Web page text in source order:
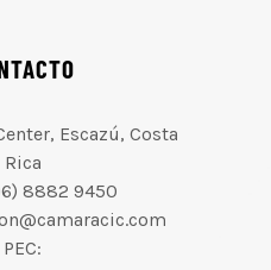
Escazú, Costa
Rica
8882 9450
PEC: